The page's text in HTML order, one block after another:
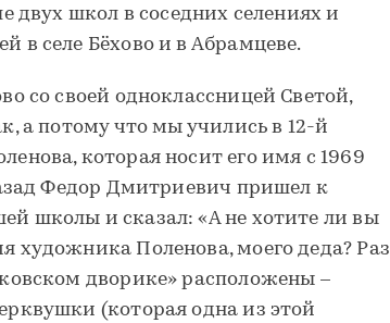
двух школ в соседних селениях и
в селе Бёхово и в Абрамцеве.
со своей одноклассницей Светой,
а потому что мы учились в 12-й
которая носит его имя с 1969
Федор Дмитриевич пришел к
школы и сказал: «А не хотите ли вы
художника Поленова, моего деда? Раз
дворике» расположены –
(которая одна из этой